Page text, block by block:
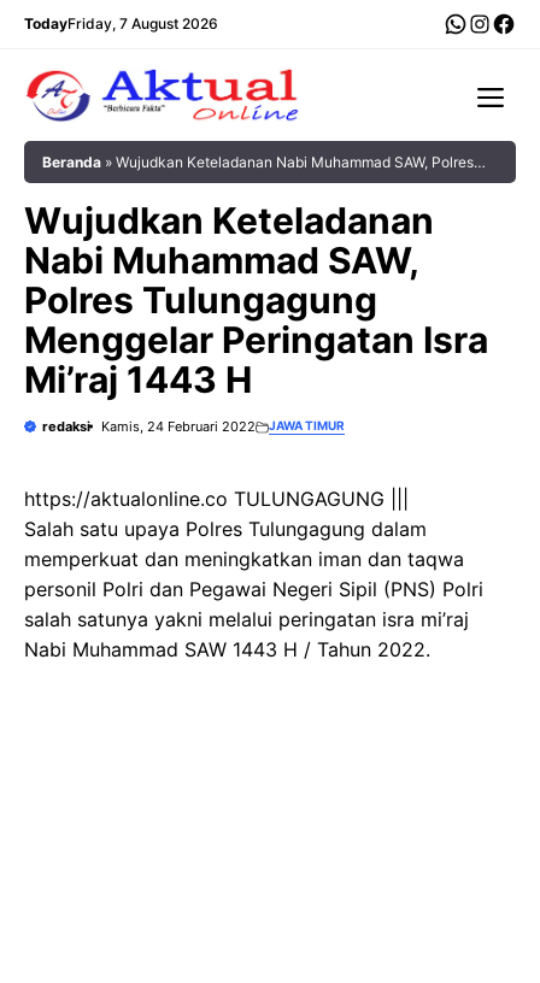
Langsung
TodayFriday, 7 August 2026
Beranda » Wujudkan Keteladanan Nabi Muhammad SAW, Polres
Wujudkan Keteladanan
Nabi Muhammad SAW,
Polres Tulungagung
Menggelar Peringatan Isra
Mi’raj 1443 H
redaksi Kamis, 24 Februari 2022 JAWA TIMUR
https://aktualonline.co TULUNGAGUNG |||
Salah satu upaya Polres Tulungagung dalam
memperkuat dan meningkatkan iman dan taqwa
personil Polri dan Pegawai Negeri Sipil (PNS) Polri
salah satunya yakni melalui peringatan isra mi’raj
Nabi Muhammad SAW 1443 H / Tahun 2022.